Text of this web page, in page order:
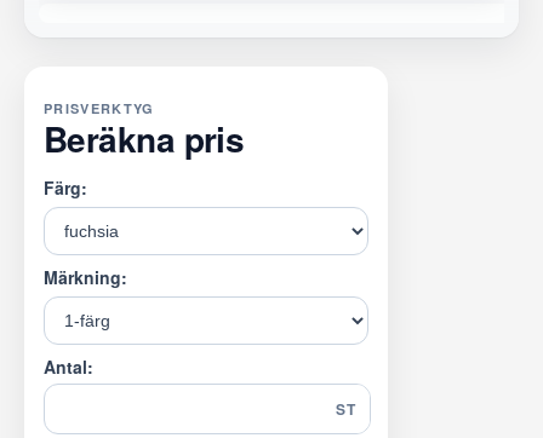
PRISVERKTYG
Beräkna pris
Färg:
Märkning:
Antal:
ST